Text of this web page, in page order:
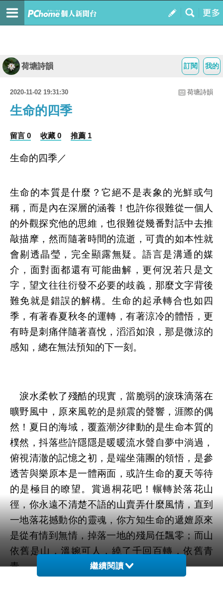
我的
訂閱
荷塘詩韻
2020-11-02 19:31:30 荷塘詩韻
生命的四季
留言 0 收藏 0 推薦 1
生命的四季／
生命的本質是什麼？它絕不是表象的光鮮或勻
稱，而是內在深層的涵養！也許你很難從一個人
的外觀探究他的思維，也很難從幾番對話中去推
敲描摩，然而隨著時間的流逝，可貴的如本性就
會剔透晶瑩，完全顯露無疑。語言是溝通的媒
介，面對面都還有可能曲解，更何況若只是文
字，望文往往衍發不必要的歧義，那麼文字背後
難免就是錯誤的解構。生命的起承轉合也如四
季，有著春夏秋冬的運轉，有著涼冷的體悟，更
有時是刺痛伴隨著喜悅，滔滔如浪，那是微涼的
感知，總在無法預知的下一刻。
淚水柔軟了殘酷的現實，當脆弱的淚珠滴落在
曠野風中，原來風乾的是頻震的聲響，涯際的偶
然！夏日的海域，覆蓋潮汐律動的是生命本質的
樸然，抖落些許隱隱是暖暖流水聲自夢中淌過，
俯視清澈的記憶之初，是端坐蒲團的領悟，是參
透苦與樂原本是一體兩面，或許生命的夏天等待
的是極目的瞭望。賞過桐花吧！輾轉於落花山
徑，你永遠不清楚不語的山賣弄什麼風情，直到
一地落花撼動你的靈魂，你方知生命的遞嬗原來
是從有情到無情，掉落一地的殘局任飄零；而山
依舊是山，溫婉可人，繞了千回百轉，依舊青
青。
繼續閱讀